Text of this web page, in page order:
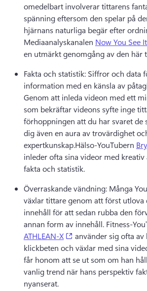
omedelbart involverar tittarens
spänning eftersom den spelar på
Mediaanalyskanalen Now You See It
en utmärkt genomgång av den här
Fakta och statistik: Siffror och data
Genom att inleda videon med ett
som bekräftar videons syfte inge
förhoppningen att du har svaret de
dig även en aura av trovärdighet
expertkunskap.Hälso-YouTubern
inleder ofta sina videor med
fakta och statistik.
Överraskande vändning: Många
växlar tittare genom att först utlova
innehåll för att sedan rubba den
annan form av innehåll. Fitness-
ATHLEAN-X
(opens in a new tab)
använder sig ofta
klickbeten och växlar med sina
får honom att se ut som om han
vanlig trend när hans perspektiv
nyanserat.